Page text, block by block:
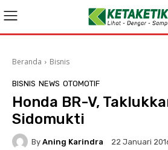
Beranda Bisnis
BISNIS NEWS OTOMOTIF
Honda BR-V,
Sidomukti
By Aning Karindra 22 Januari